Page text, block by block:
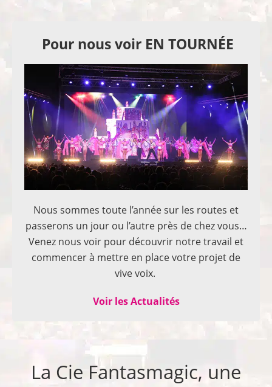
Pour nous voir EN TOURNÉE
Nous sommes toute l’année sur les routes et
passerons un jour ou l’autre près de chez vous…
Venez nous voir pour découvrir notre travail et
commencer à mettre en place votre projet de
vive voix.
Voir les Actualités
La Cie Fantasmagic, une